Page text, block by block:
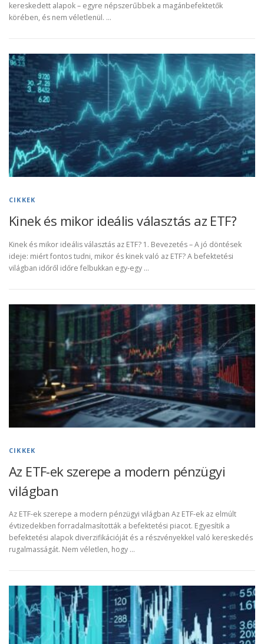
kereskedett alapok – egyre népszerűbbek a magánbefektetők
körében, és nem véletlenül. …
CIKKEK
Kinek és mikor ideális választás az ETF?
Kinek és mikor ideális választás az ETF? 1. Bevezetés – A jó döntések
ideje: miért fontos tudni, mikor és kinek való az ETF? A befektetési
világban időről időre felbukkan egy-egy …
CIKKEK
Az ETF-ek szerepe a modern pénzügyi
világban
Az ETF-ek szerepe a modern pénzügyi világban Az ETF-ek az elmúlt
évtizedekben forradalmasították a befektetési piacot. Egyesítik a
befektetési alapok diverzifikációját és a részvényekkel való kereskedés
rugalmasságát. Nem véletlen, hogy …